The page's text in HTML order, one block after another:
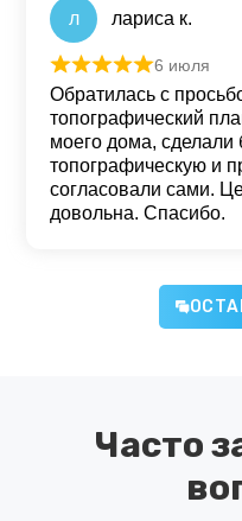
л лариса к.
Оценка 5из 5
6 июля
Обратилась с
топографический
моего дома, сделали
топографическую и
согласовали сами.
довольна. Спасибо.
Часто